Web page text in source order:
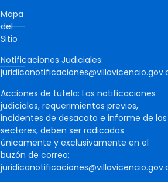
Mapa
del
Sitio
Notificaciones Judiciales:
Acciones de tutela: Las notificaciones
judiciales, requerimientos previos,
incidentes de desacato e informe de los
sectores, deben ser radicadas
únicamente y exclusivamente en el
buzón de correo: